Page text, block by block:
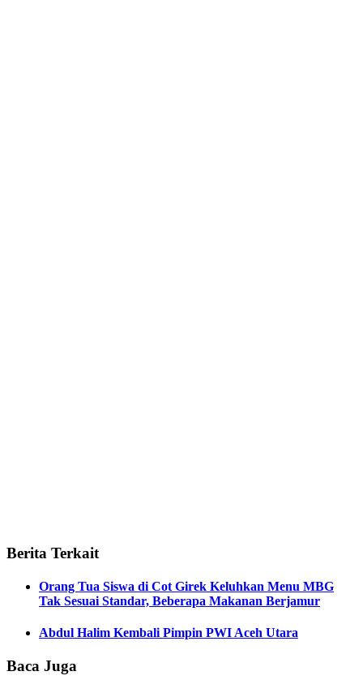
Berita Terkait
Orang Tua Siswa di Cot Girek Keluhkan Menu MBG
Tak Sesuai Standar, Beberapa Makanan Berjamur
Abdul Halim Kembali Pimpin PWI Aceh Utara
Baca Juga